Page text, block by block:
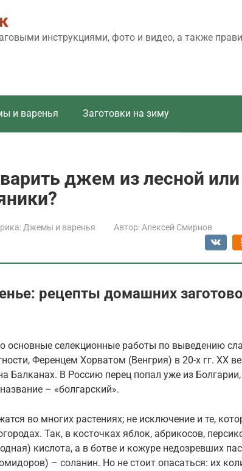
инструкциями, фото и видео, а также
и варенья Заготовки на зиму
джем из лесной или
Джемы и варенья Автор: Алексей Смирнов
рецепты домашних
основные селекционные работы по выведению
Ференцем Хорватом (Венгрия) в 20-х гг. XX
Балканах. В Россию перец попал уже из
– «болгарский».
во многих растениях; не исключение и те,
Так, в косточках яблок, абрикосов,
кислота, а в ботве и кожуре недозревших
– соланин. Но не стоит опасаться: их